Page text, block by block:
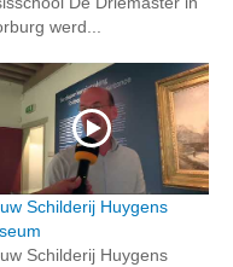
werd...
Schilderij Huygens
Schilderij Huygens